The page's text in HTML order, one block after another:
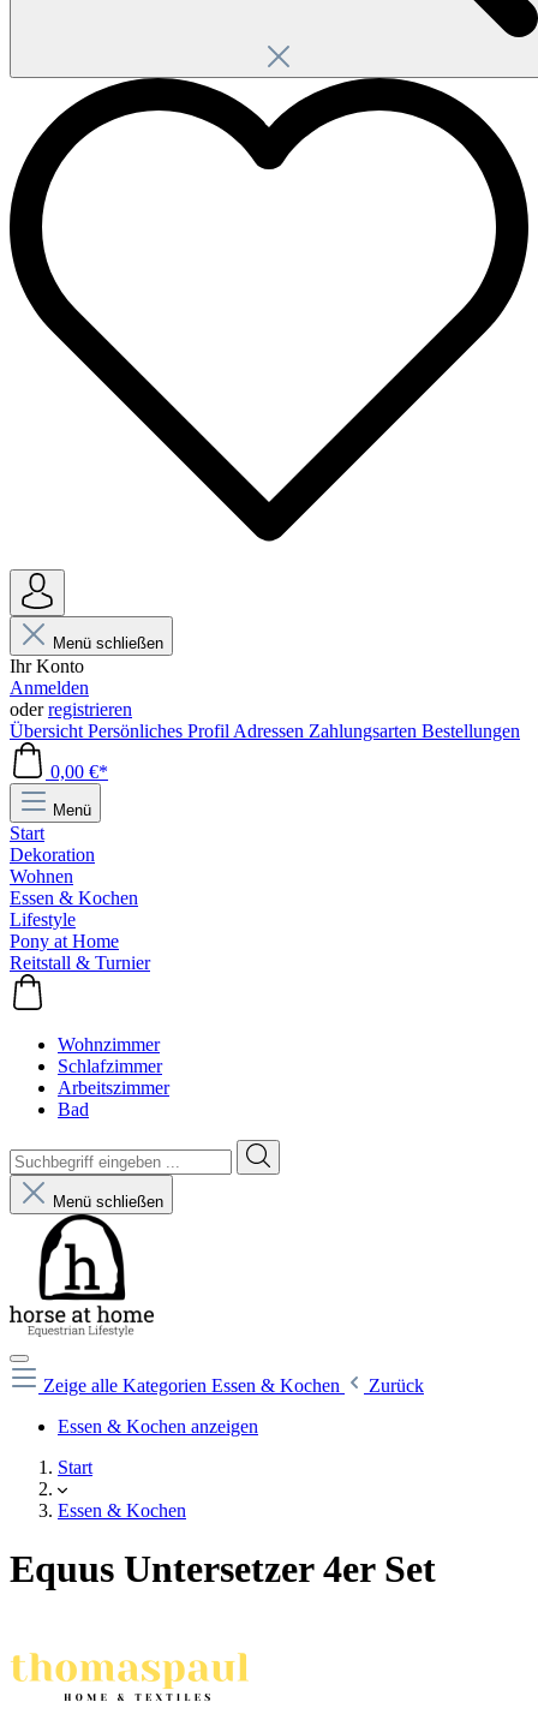
Menü schließen
Ihr Konto
Anmelden
oderregistrieren
Übersicht Persönliches Profil Adressen Zahlungsarten Bestellungen
0,00 €*
Menü
Start
Dekoration
Wohnen
Essen & Kochen
Lifestyle
Pony at Home
Reitstall & Turnier
Wohnzimmer
Schlafzimmer
Arbeitszimmer
Bad
Menü schließen
Zeige alle Kategorien Essen & Kochen
Zurück
Essen & Kochen anzeigen
Start
Essen & Kochen
Equus Untersetzer 4er Set